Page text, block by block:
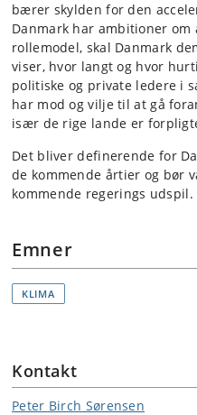
bærer skylden for den
Danmark har ambitioner
rollemodel, skal Danmark
viser, hvor langt og hvor
politiske og private ledere i
har mod og vilje til at gå
især de rige lande er
Det bliver definerende for
de kommende årtier og bør
kommende regerings udspil.
Emner
KLIMA
Kontakt
Peter Birch Sørensen